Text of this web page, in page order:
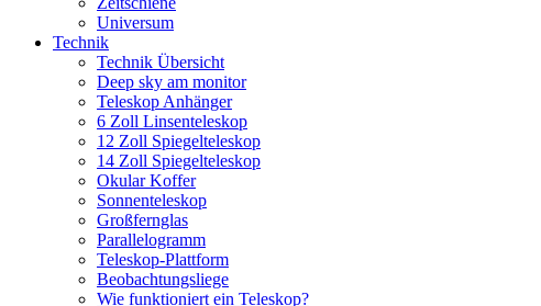
Universum
Technik
Technik Übersicht
Deep sky am monitor
Teleskop Anhänger
6 Zoll Linsenteleskop
12 Zoll Spiegelteleskop
14 Zoll Spiegelteleskop
Okular Koffer
Sonnenteleskop
Großfernglas
Parallelogramm
Teleskop-Plattform
Beobachtungsliege
Wie funktioniert ein Teleskop?